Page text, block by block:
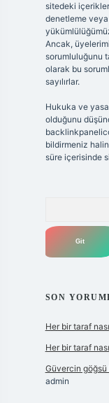
sitedeki
denetleme veya
Ancak,
sorumluluğunu
olarak bu
sayılırlar.
Hukuka ve
olduğunu
bildirmeniz
süre içerisinde
SON
Her bir taraf
Her bir taraf
Güvercin
admin